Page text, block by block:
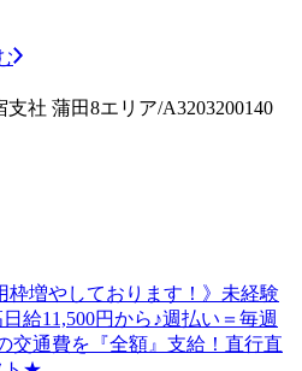
社 蒲田8エリア/A3203200140
枠増やしております！》未経験
給11,500円から♪週払い＝毎週
交通費を『全額』支給！直行直